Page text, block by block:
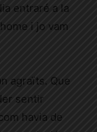
entraré a la
i jo vam
agraïts. Que
sentir
havia de